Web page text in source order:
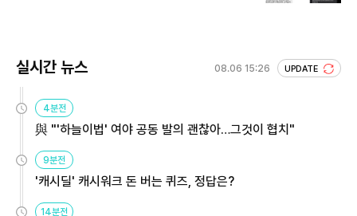
실시간 뉴스 08.06 15:26 UPDATE
4분전
與 "'하늘이법' 여야 공동 발의 괜찮아…그것이 협치"
9분전
'캐시딜' 캐시워크 돈 버는 퀴즈, 정답은?
14분전